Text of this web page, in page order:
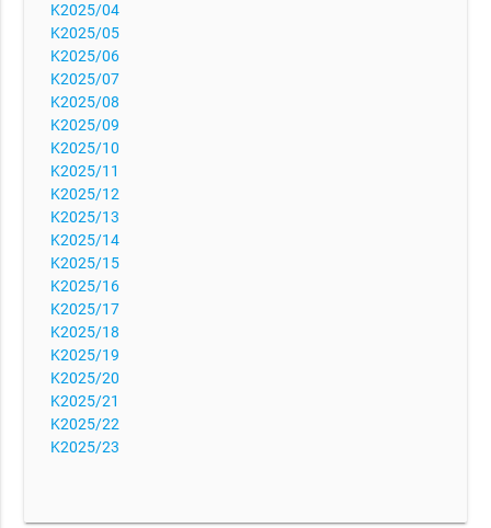
K2025/04
K2025/05
K2025/06
K2025/07
K2025/08
K2025/09
K2025/10
K2025/11
K2025/12
K2025/13
K2025/14
K2025/15
K2025/16
K2025/17
K2025/18
K2025/19
K2025/20
K2025/21
K2025/22
K2025/23